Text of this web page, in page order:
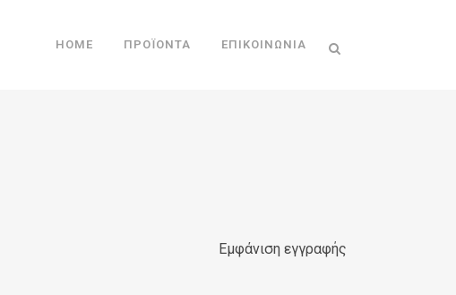
HOME ΠΡΟΪΌΝΤΑ ΕΠΙΚΟΙΝΩΝΊΑ
Εμφάνιση εγγραφής